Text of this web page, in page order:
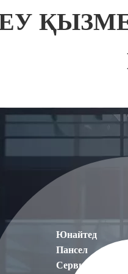
Юнайтед
Пансел
Сервис